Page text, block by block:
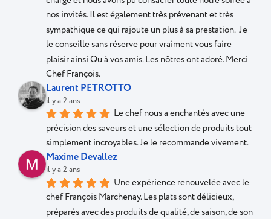
nos invités. Il est également très prévenant et très
sympathique ce qui rajoute un plus à sa prestation.  Je
le conseille sans réserve pour vraiment vous faire
plaisir ainsi Qu à vos amis. Les nôtres ont adoré. Merci
Chef François.
Laurent PETROTTO
il y a 2 ans
Le chef nous a enchantés avec une
précision des saveurs et une sélection de produits tout
simplement incroyables. Je le recommande vivement.
Maxime Devallez
il y a 2 ans
Une expérience renouvelée avec le
chef François Marchenay. Les plats sont délicieux,
préparés avec des produits de qualité, de saison, de son